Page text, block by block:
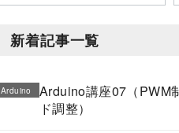
新着記事一覧
Arduino
Arduino講座07（PWM
ド調整）